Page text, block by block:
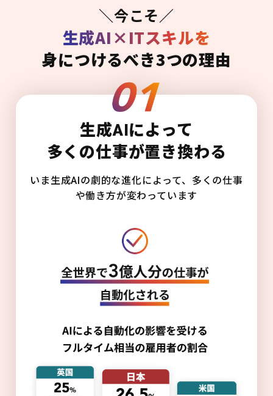
＼今こそ／
生成AI×ITスキルを
身につけるべき3つの理由
生成AIによって
多くの仕事が置き換わる
いま生成AIの劇的な進化によって、多くの仕事
や働き方が変わっています